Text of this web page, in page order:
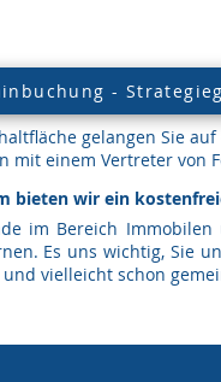
-
gelangen Sie
mit einem Vertreter von
bieten wir ein
im Bereich
Es uns wichtig, Sie
vielleicht schon